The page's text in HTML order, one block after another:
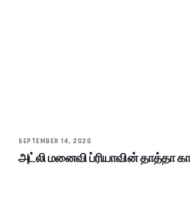
SEPTEMBER 14, 2020
அட்லி மனைவி ப்ரியாவின் தாத்தா